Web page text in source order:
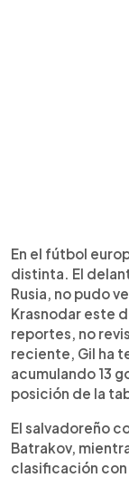
En el fútbol
distinta. El
Rusia, no pudo
Krasnodar este
reportes, no
reciente, Gil ha
acumulando 13
posición de la
El salvadoreño
Batrakov,
clasificación con